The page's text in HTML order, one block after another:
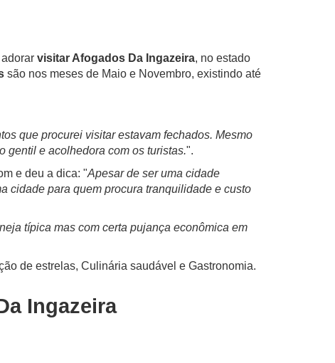
visitar Afogados Da Ingazeira, no estado
são nos meses de Maio e Novembro, existindo até
que procurei visitar estavam fechados. Mesmo
gentil e acolhedora com os turistas.".
e deu a dica: "Apesar de ser uma cidade
cidade para quem procura tranquilidade e custo
típica mas com certa pujança econômica em
de estrelas, Culinária saudável e Gastronomia.
Ingazeira